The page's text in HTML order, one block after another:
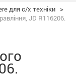
для с/х техніки >
JD R116206.